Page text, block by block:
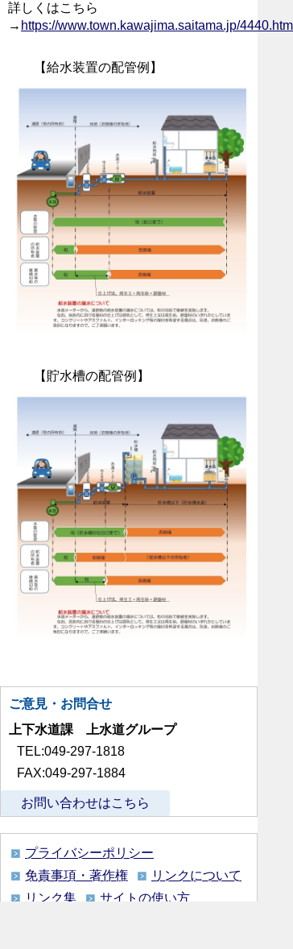
詳しくはこちら
→ https://www.town.kawajima.saitama.jp/4440.htm
【給水装置の配管例】
【貯水槽の配管例】
ご意見・お問合せ
上下水道課 上水道グループ
TEL:049-297-1818
FAX:049-297-1884
お問い合わせはこちら
プライバシーポリシー
免責事項・著作権
リンクについて
リンク集
サイトの使い方